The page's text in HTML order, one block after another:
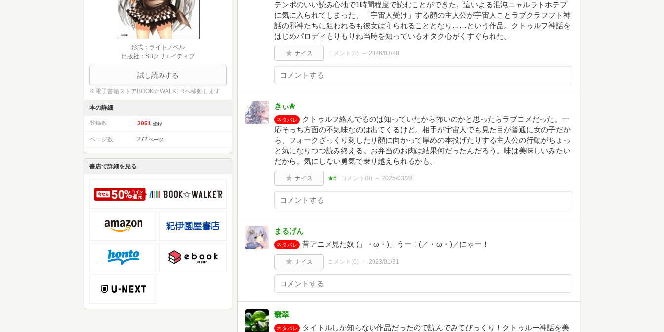
形式：ライトノベル
出版社：SBクリエイティブ
試し読みする
※電子書籍ストアBOOK☆WALKERへ移動します
本の詳細
登録数 2951 登録
ページ数 272 ページ
書店で詳細を見る
テンポのいい読み心地で1時間程度で読むことができた。這いよる混沌ニャルラトホテプ
に気に入られてしまった、「宇宙人受け」する顔の主人公が宇宙人ことラブクラフフト神
話の邪神たちに狙われるも彼女は守られることとなり……という作品。クトゥルフ神話を
はじめパロディもりもりね当時を知っているオタク心がくすぐられた。
ナイス コメント(0) 2026/03/28
きぃ✬
ネタバレ
クトゥルフ絡んでるのは知っていたから怖いのかと思ったらラブコメだった。一
応そっち方面の不気味なのは出てくるけど。相手が宇宙人でも見た目が普通に女の子だか
ら、フォークざっくり刺したり顔に向かって厚めの本投げたりする主人公の行動がちょっ
と気になりつつ読み終える。お弁当のお肉は結果何だったんだろう。味は美味しいみたい
だから、気にしない勇気で乗り越えられるかも。
ナイス ★6 コメント(0) 2025/03/28
まるげん
ネタバレ 昔アニメ見た奴 (」・ω・)」うー！(／・ω・)／にゃー！
ナイス コメント(0) 2023/01/31
翡翠
ネタバレ
タイトルしか知らない作品だったので読んでみてびっくり！クトゥルー神話を美